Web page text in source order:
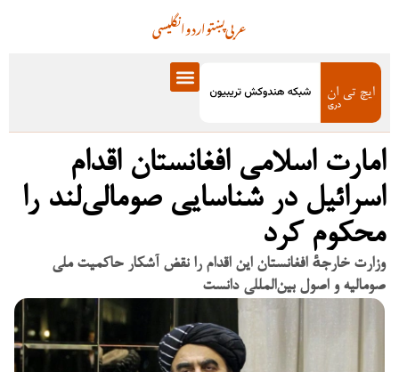
انگلیسیاردوپښتوعربی
امارت اسلامی افغانستان اقدام
اسرائیل در شناسایی صومالی‌لند را
محکوم کرد
وزارت خارجهٔ افغانستان این اقدام را نقض آشکار حاکمیت ملی
صومالیه و اصول بین‌المللی دانست